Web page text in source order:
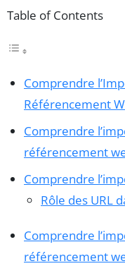
Table of Contents
Comprendre
Référencement
Comprendre
référencement
Comprendre
Rôle des URL
Comprendre
référencement